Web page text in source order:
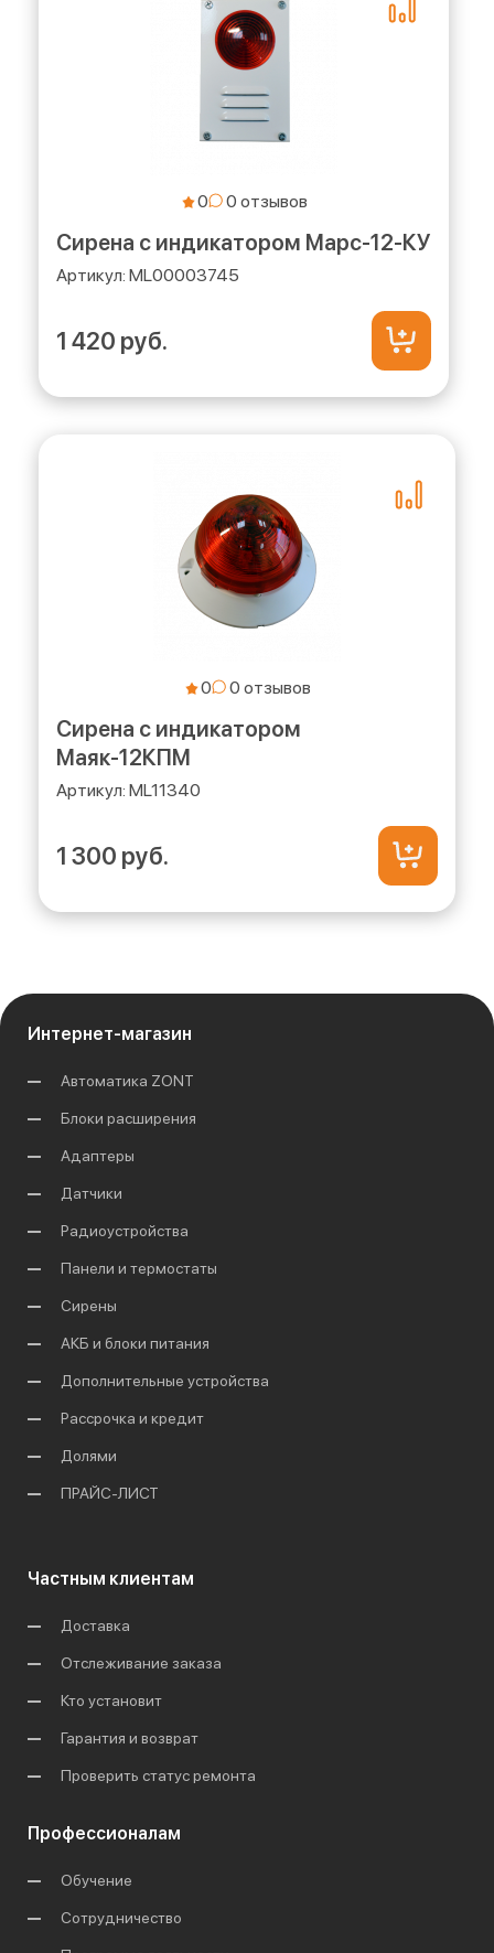
0
Сирена с индикатором Марс-12-КУ
ML00003745
1 420 руб.
0
Сирена с индикатором
Маяк-12КПМ
ML11340
1 300 руб.
Интернет-магазин
Автоматика ZONT
Блоки расширения
Адаптеры
Датчики
Радиоустройства
Панели и термостаты
Сирены
АКБ и блоки питания
Дополнительные устройства
Рассрочка и кредит
Долями
ПРАЙС-ЛИСТ
Частным клиентам
Доставка
Отслеживание заказа
Кто установит
Гарантия и возврат
Проверить статус ремонта
Профессионалам
Обучение
Сотрудничество